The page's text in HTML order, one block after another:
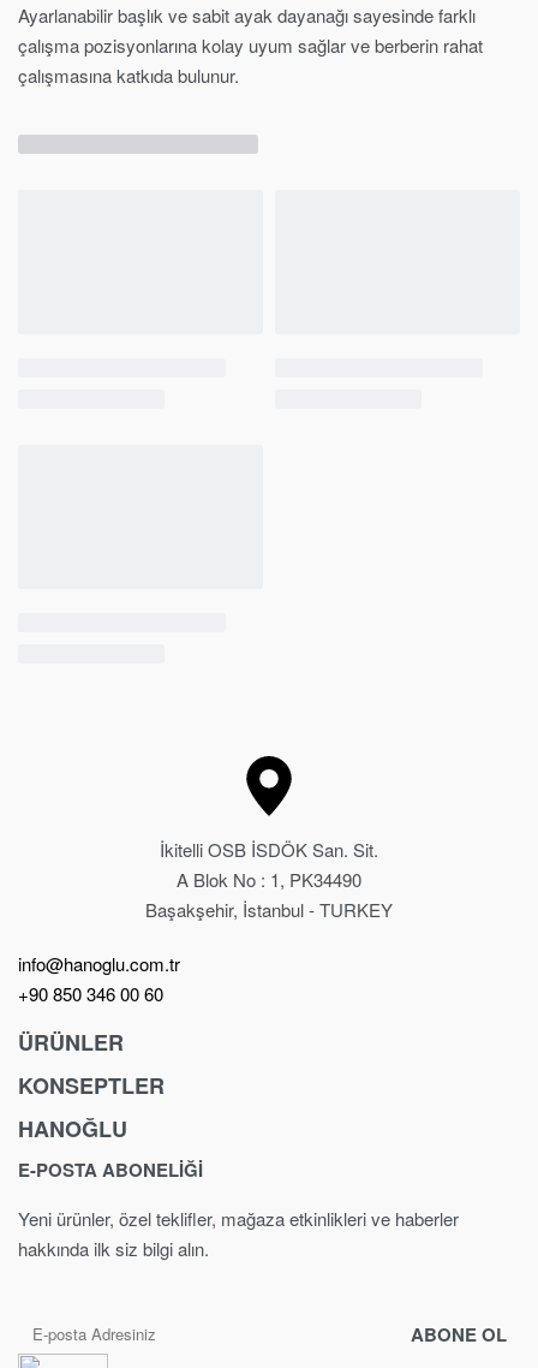
Ayarlanabilir başlık ve sabit ayak dayanağı sayesinde farklı
çalışma pozisyonlarına kolay uyum sağlar ve berberin rahat
çalışmasına katkıda bulunur.
İkitelli OSB İSDÖK San. Sit.
A Blok No : 1, PK34490
Başakşehir, İstanbul - TURKEY
info@hanoglu.com.tr
+90 850 346 00 60
ÜRÜNLER
Berber Koltuğu
Kuaför Koltukları
Kuaför Tezgahı
Güzellik & SPA
Yıkama Ünitesi
KONSEPTLER
Anchor
Exclusive
Royal
Dream
HANOĞLU
İletişim
E-POSTA ABONELİĞİ
Yeni ürünler, özel teklifler, mağaza etkinlikleri ve haberler
hakkında ilk siz bilgi alın.